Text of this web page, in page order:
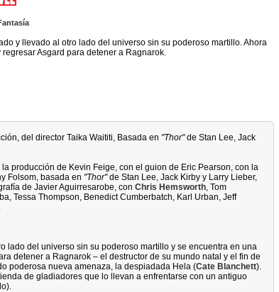
y llevado al otro lado del universo sin su poderoso martillo. Ahora
Asgard para detener a Ragnarok.
del director Taika Waititi, Basada en "Thor"de Stan Lee, Jack
producción de Kevin Feige, con el guion de Eric Pearson, con la
Folsom, basada en "Thor"de Stan Lee, Jack Kirby y Larry Lieber,
de Javier Aguirresarobe, con Chris Hemsworth, Tom
Tessa Thompson, Benedict Cumberbatch, Karl Urban, Jeff
lado del universo sin su poderoso martillo y se encuentra en una
detener a Ragnarok – el destructor de su mundo natal y el fin de
poderosa nueva amenaza, la despiadada Hela (Cate Blanchett).
de gladiadores que lo llevan a enfrentarse con un antiguo